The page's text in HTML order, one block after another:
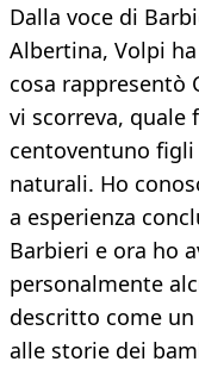
Dalla voce di
Albertina, Volpi
cosa rappresentò
vi scorreva, quale
centoventuno figli
naturali. Ho
a esperienza
Barbieri e ora ho
personalmente
descritto come
alle storie dei